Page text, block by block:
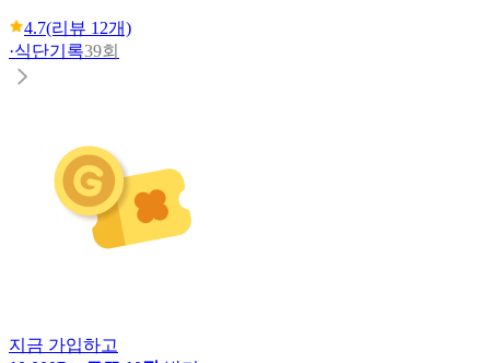
4.7(리뷰 12개)
·식단기록39회
지금 가입하고